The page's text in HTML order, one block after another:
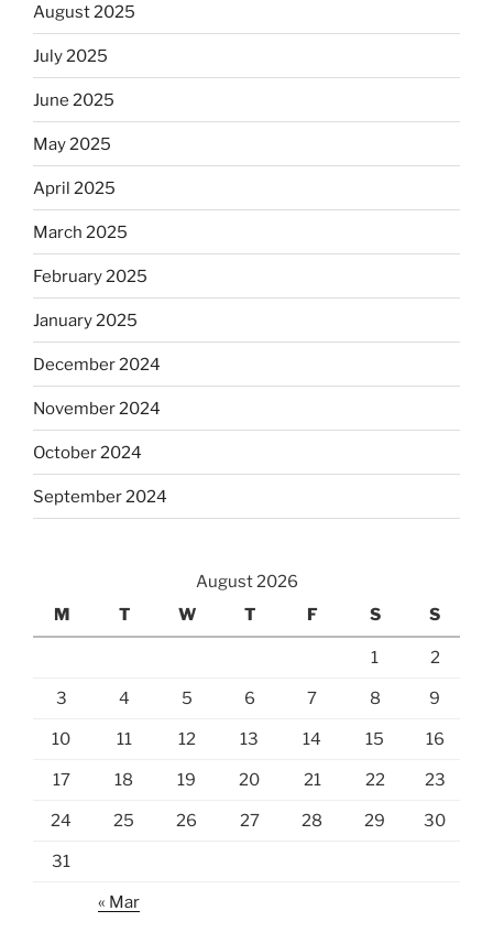
August 2025
July 2025
June 2025
May 2025
April 2025
March 2025
February 2025
January 2025
December 2024
November 2024
October 2024
September 2024
August 2026
M
T W T F S S
1 2
3 4 5 6 7 8 9
10 11 12 13 14 15 16
17 18 19 20 21 22 23
24 25 26 27 28 29 30
31
« Mar